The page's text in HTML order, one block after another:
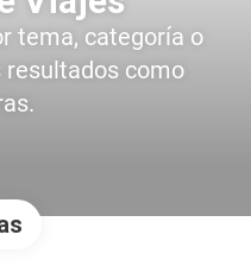
tema, categoría o
resultados como